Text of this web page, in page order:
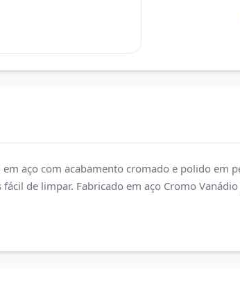
aço com acabamento cromado e polido
de limpar. Fabricado em aço Cromo